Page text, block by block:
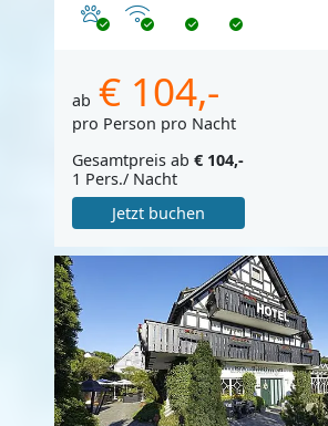
Haustiere erlaubt
Internet
ab € 104,-
pro Person pro Nacht
Gesamtpreis ab € 104,-
1 Pers./ Nacht
Jetzt buchen